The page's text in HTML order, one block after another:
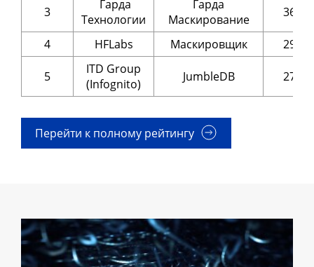
3
Гарда
Технологии
Гарда
Маскирование
369
4 HFLabs Маскировщик 299
5
ITD Group
(Infognito)
JumbleDB 279
Перейти к полному рейтингу